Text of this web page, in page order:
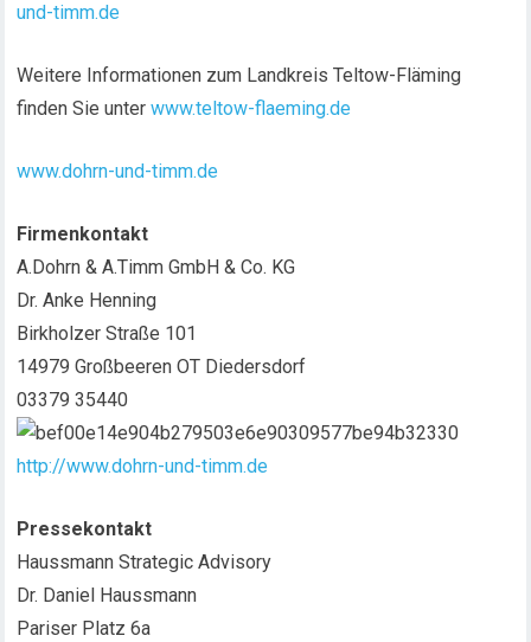
und-timm.de
Weitere Informationen zum Landkreis Teltow-Fläming
finden Sie unterwww.teltow-flaeming.de
www.dohrn-und-timm.de
Firmenkontakt
A.Dohrn & A.Timm GmbH & Co. KG
Dr. Anke Henning
Birkholzer Straße 101
14979 Großbeeren OT Diedersdorf
03379 35440
http://www.dohrn-und-timm.de
Pressekontakt
Haussmann Strategic Advisory
Dr. Daniel Haussmann
Pariser Platz 6a